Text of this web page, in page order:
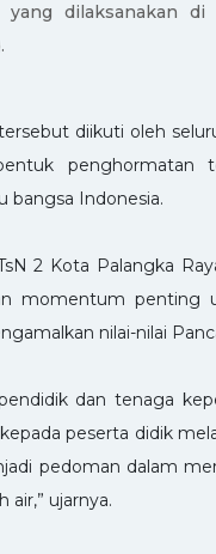
yang dilaksanakan
diikuti oleh
penghormatan
bangsa Indonesia.
2 Kota Palangka
momentum penting
nilai-nilai
dan tenaga
peserta didik
pedoman dalam
air,” ujarnya.